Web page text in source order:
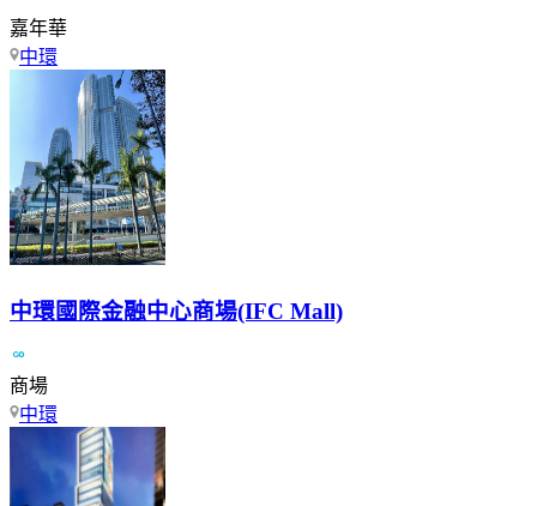
嘉年華
中環
中環國際金融中心商場(IFC Mall)
商場
中環